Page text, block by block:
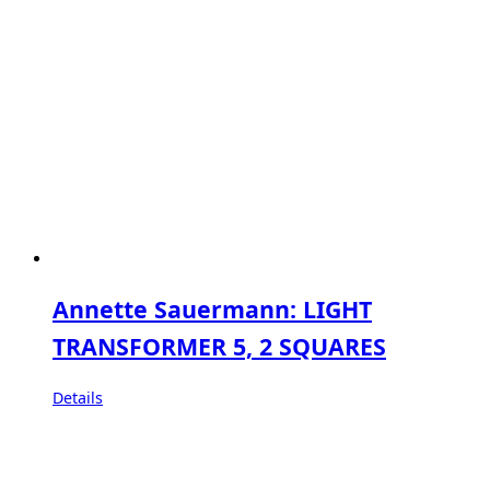
Annette Sauermann: LIGHT
TRANSFORMER 5, 2 SQUARES
Details